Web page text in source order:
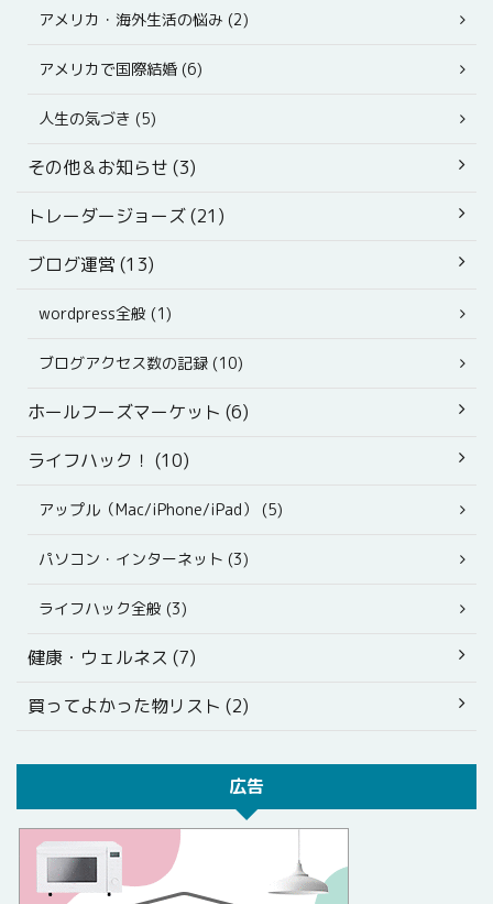
アメリカ・海外生活の悩み (2)
アメリカで国際結婚 (6)
人生の気づき (5)
その他＆お知らせ (3)
トレーダージョーズ (21)
ブログ運営 (13)
wordpress全般 (1)
ブログアクセス数の記録 (10)
ホールフーズマーケット (6)
ライフハック！ (10)
アップル（Mac/iPhone/iPad） (5)
パソコン・インターネット (3)
ライフハック全般 (3)
健康・ウェルネス (7)
買ってよかった物リスト (2)
広告